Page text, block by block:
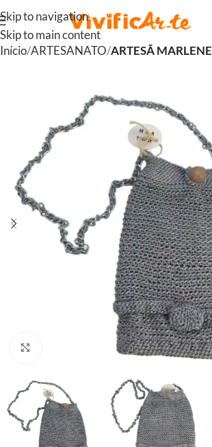
Skip to navigation
Skip to main content
Início ARTESANATO ARTESÃ MARLENE
Clique para ampliar